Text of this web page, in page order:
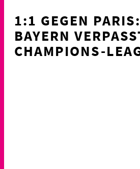
1:1 GEGEN
BAYERN
CHAMPIONS-